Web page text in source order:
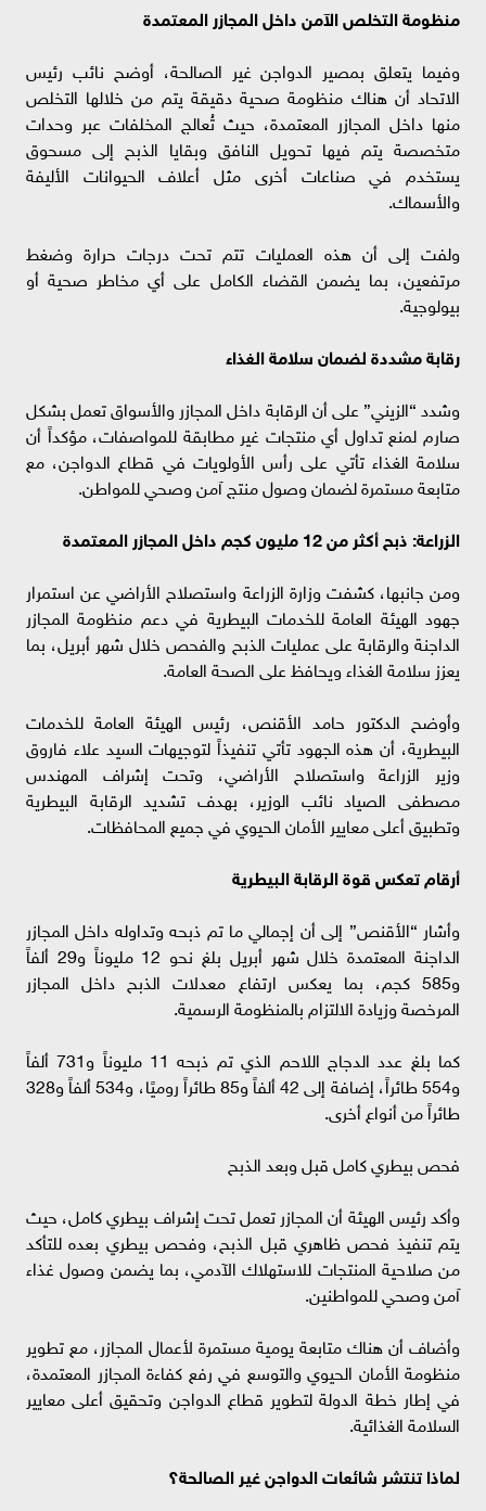
منظومة التخلص الآمن داخل المجازر المعتمدة
وفيما يتعلق بمصير الدواجن غير الصالحة، أوضح نائب رئيس
الاتحاد أن هناك منظومة صحية دقيقة يتم من خلالها التخلص
منها داخل المجازر المعتمدة، حيث تُعالج المخلفات عبر وحدات
متخصصة يتم فيها تحويل النافق وبقايا الذبح إلى مسحوق
يستخدم في صناعات أخرى مثل أعلاف الحيوانات الأليفة
والأسماك.
ولفت إلى أن هذه العمليات تتم تحت درجات حرارة وضغط
مرتفعين، بما يضمن القضاء الكامل على أي مخاطر صحية أو
بيولوجية.
رقابة مشددة لضمان سلامة الغذاء
وشدد “الزيني” على أن الرقابة داخل المجازر والأسواق تعمل بشكل
صارم لمنع تداول أي منتجات غير مطابقة للمواصفات، مؤكداً أن
سلامة الغذاء تأتي على رأس الأولويات في قطاع الدواجن، مع
متابعة مستمرة لضمان وصول منتج آمن وصحي للمواطن.
الزراعة: ذبح أكثر من 12 مليون كجم داخل المجازر المعتمدة
ومن جانبها، كشفت وزارة الزراعة واستصلاح الأراضي عن استمرار
جهود الهيئة العامة للخدمات البيطرية في دعم منظومة المجازر
الداجنة والرقابة على عمليات الذبح والفحص خلال شهر أبريل، بما
يعزز سلامة الغذاء ويحافظ على الصحة العامة.
وأوضح الدكتور حامد الأقنص، رئيس الهيئة العامة للخدمات
البيطرية، أن هذه الجهود تأتي تنفيذاً لتوجيهات السيد علاء فاروق
وزير الزراعة واستصلاح الأراضي، وتحت إشراف المهندس
مصطفى الصياد نائب الوزير، بهدف تشديد الرقابة البيطرية
وتطبيق أعلى معايير الأمان الحيوي في جميع المحافظات.
أرقام تعكس قوة الرقابة البيطرية
وأشار “الأقنص” إلى أن إجمالي ما تم ذبحه وتداوله داخل المجازر
الداجنة المعتمدة خلال شهر أبريل بلغ نحو 12 مليوناً و29 ألفاً
و585 كجم، بما يعكس ارتفاع معدلات الذبح داخل المجازر
المرخصة وزيادة الالتزام بالمنظومة الرسمية.
كما بلغ عدد الدجاج اللاحم الذي تم ذبحه 11 مليوناً و731 ألفاً
و554 طائراً، إضافة إلى 42 ألفاً و85 طائراً روميًا، و534 ألفاً و328
طائراً من أنواع أخرى.
فحص بيطري كامل قبل وبعد الذبح
وأكد رئيس الهيئة أن المجازر تعمل تحت إشراف بيطري كامل، حيث
يتم تنفيذ فحص ظاهري قبل الذبح، وفحص بيطري بعده للتأكد
من صلاحية المنتجات للاستهلاك الآدمي، بما يضمن وصول غذاء
آمن وصحي للمواطنين.
وأضاف أن هناك متابعة يومية مستمرة لأعمال المجازر، مع تطوير
منظومة الأمان الحيوي والتوسع في رفع كفاءة المجازر المعتمدة،
في إطار خطة الدولة لتطوير قطاع الدواجن وتحقيق أعلى معايير
السلامة الغذائية.
لماذا تنتشر شائعات الدواجن غير الصالحة؟